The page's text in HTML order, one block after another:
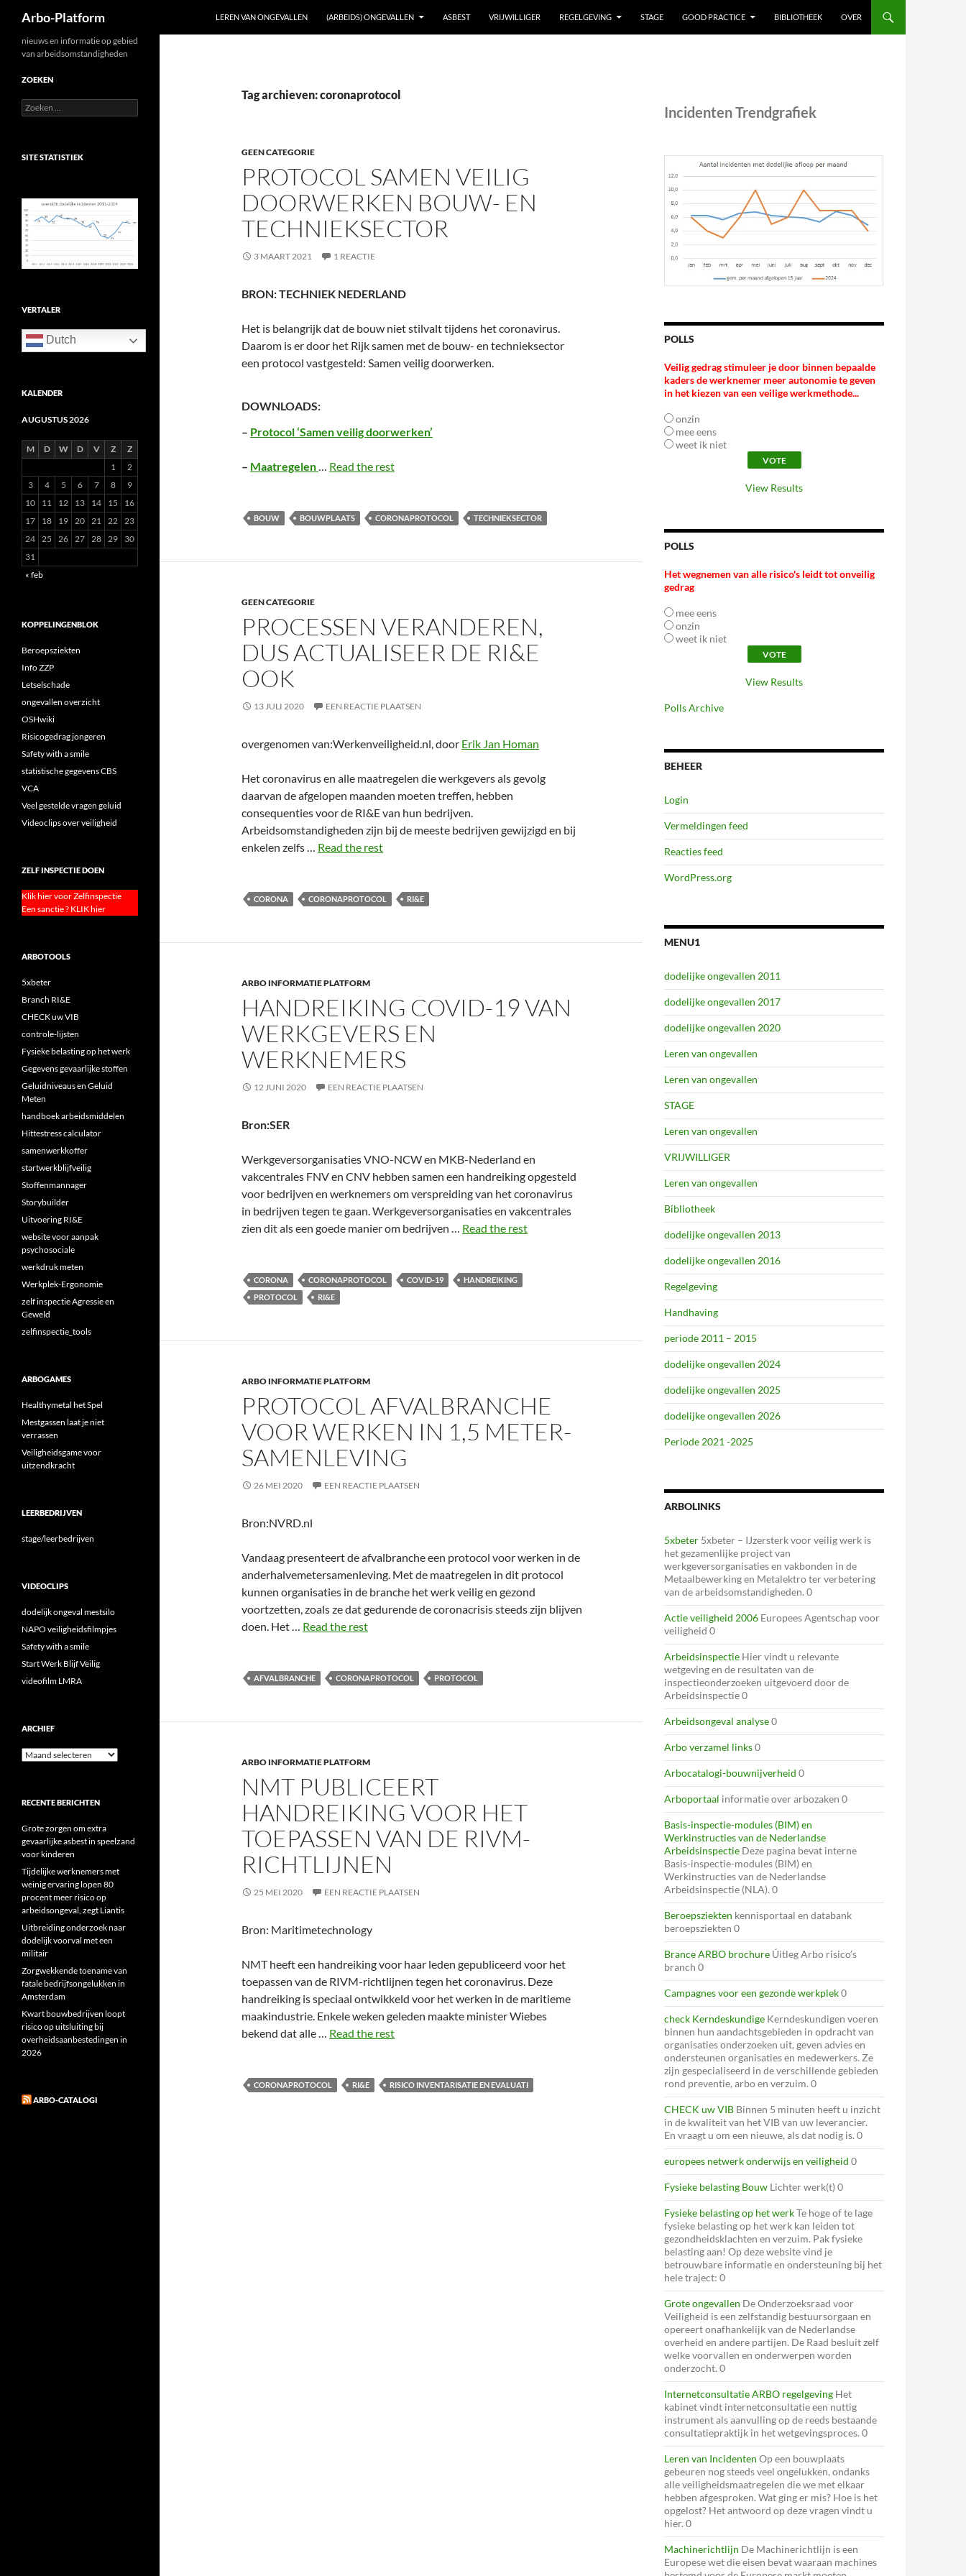
Arbo-Platform LEREN VAN ONGEVALLEN (ARBEIDS) ONGEVALLEN ASBEST VRIJWILLIGER REGELGEVING STAGE GOOD PRACTICE BIBLIOTHEEK OVER
Tag archieven: coronaprotocol
GEEN CATEGORIE
PROTOCOL SAMEN VEILIG
DOORWERKEN BOUW- EN
TECHNIEKSECTOR
3 MAART 2021 1 REACTIE
BRON: TECHNIEK NEDERLAND
Het is belangrijk dat de bouw niet stilvalt tijdens het coronavirus.
Daarom is er door het Rijk samen met de bouw- en technieksector
een protocol vastgesteld: Samen veilig doorwerken.
DOWNLOADS:
– Protocol ‘Samen veilig doorwerken’
– Maatregelen… Read the rest
BOUW BOUWPLAATS CORONAPROTOCOL TECHNIEKSECTOR
GEEN CATEGORIE
PROCESSEN VERANDEREN,
DUS ACTUALISEER DE RI&E
OOK
13 JULI 2020 EEN REACTIE PLAATSEN
overgenomen van:Werkenveiligheid.nl, door Erik Jan Homan
Het coronavirus en alle maatregelen die werkgevers als gevolg
daarvan de afgelopen maanden moeten treffen, hebben
consequenties voor de RI&E van hun bedrijven.
Arbeidsomstandigheden zijn bij de meeste bedrijven gewijzigd en bij
enkelen zelfs … Read the rest
CORONA CORONAPROTOCOL RI&E
ARBO INFORMATIE PLATFORM
HANDREIKING COVID-19 VAN
WERKGEVERS EN
WERKNEMERS
12 JUNI 2020 EEN REACTIE PLAATSEN
Bron:SER
Werkgeversorganisaties VNO-NCW en MKB-Nederland en
vakcentrales FNV en CNV hebben samen een handreiking opgesteld
voor bedrijven en werknemers om verspreiding van het coronavirus
in bedrijven tegen te gaan. Werkgeversorganisaties en vakcentrales
zien dit als een goede manier om bedrijven … Read the rest
CORONA CORONAPROTOCOL COVID-19
HANDREIKING
PROTOCOL
RI&E
ARBO INFORMATIE PLATFORM
PROTOCOL AFVALBRANCHE
VOOR WERKEN IN 1,5 METER-
SAMENLEVING
26 MEI 2020 EEN REACTIE PLAATSEN
Bron:NVRD.nl
Vandaag presenteert de afvalbranche een protocol voor werken in de
anderhalvemetersamenleving. Met de maatregelen in dit protocol
kunnen organisaties in de branche het werk veilig en gezond
voortzetten, zoals ze dat gedurende de coronacrisis steeds zijn blijven
doen. Het … Read the rest
AFVALBRANCHE CORONAPROTOCOL PROTOCOL
ARBO INFORMATIE PLATFORM
NMT PUBLICEERT
HANDREIKING VOOR HET
TOEPASSEN VAN DE RIVM-
RICHTLIJNEN
25 MEI 2020 EEN REACTIE PLAATSEN
Bron: Maritimetechnology
NMT heeft een handreiking voor haar leden gepubliceerd voor het
toepassen van de RIVM-richtlijnen tegen het coronavirus. Deze
handreiking is speciaal ontwikkeld voor het werken in de maritieme
maakindustrie. Enkele weken geleden maakte minister Wiebes
bekend dat alle … Read the rest
CORONAPROTOCOL RI&E RISICO INVENTARISATIE EN EVALUATI
Incidenten Trendgrafiek
POLLS
Veilig gedrag stimuleer je door binnen bepaalde
kaders de werknemer meer autonomie te geven
in het kiezen van een veilige werkmethode...
onzin
mee eens
weet ik niet
View Results
POLLS
Het wegnemen van alle risico's leidt tot onveilig
gedrag
mee eens
onzin
weet ik niet
View Results
Polls Archive
BEHEER
Login
Vermeldingen feed
Reacties feed
WordPress.org
MENU1
dodelijke ongevallen 2011
dodelijke ongevallen 2017
dodelijke ongevallen 2020
Leren van ongevallen
Leren van ongevallen
STAGE
Leren van ongevallen
VRIJWILLIGER
Leren van ongevallen
Bibliotheek
dodelijke ongevallen 2013
dodelijke ongevallen 2016
Regelgeving
Handhaving
periode 2011 – 2015
dodelijke ongevallen 2024
dodelijke ongevallen 2025
dodelijke ongevallen 2026
Periode 2021 -2025
ARBOLINKS
5xbeter 5xbeter – IJzersterk voor veilig werk is
het gezamenlijke project van
werkgeversorganisaties en vakbonden in de
Metaalbewerking en Metalektro ter verbetering
van de arbeidsomstandigheden. 0
Actie veiligheid 2006 Europees Agentschap voor
veiligheid 0
Arbeidsinspectie Hier vindt u relevante
wetgeving en de resultaten van de
inspectieonderzoeken uitgevoerd door de
Arbeidsinspectie 0
Arbeidsongeval analyse0
Arbo verzamel links0
Arbocatalogi-bouwnijverheid 0
Arboportaal informatie over arbozaken 0
Basis-inspectie-modules (BIM) en
Werkinstructies van de Nederlandse
Arbeidsinspectie Deze pagina bevat interne
Basis-inspectie-modules (BIM) en
Werkinstructies van de Nederlandse
Arbeidsinspectie (NLA). 0
Beroepsziekten kennisportaal en databank
beroepsziekten 0
Brance ARBO brochure Úitleg Arbo risico’s
branch 0
Campagnes voor een gezonde werkplek0
check Kerndeskundige Kerndeskundigen voeren
binnen hun aandachtsgebieden in opdracht van
organisaties onderzoeken uit, geven advies en
ondersteunen organisaties en medewerkers. Ze
zijn gespecialiseerd in de verschillende gebieden
rond preventie, arbo en verzuim. 0
CHECK uw VIB Binnen 5 minuten heeft u inzicht
in de kwaliteit van het VIB van uw leverancier.
En vraagt u om een nieuwe, als dat nodig is. 0
europees netwerk onderwijs en veiligheid 0
Fysieke belasting Bouw Lichter werk(t) 0
Fysieke belasting op het werkTe hoge of te lage
fysieke belasting op het werk kan leiden tot
gezondheidsklachten en verzuim. Pak fysieke
belasting aan! Op deze website vind je
betrouwbare informatie en ondersteuning bij het
hele traject: 0
Grote ongevallen De Onderzoeksraad voor
Veiligheid is een zelfstandig bestuursorgaan en
opereert onafhankelijk van de Nederlandse
overheid en andere partijen. De Raad besluit zelf
welke voorvallen en onderwerpen worden
onderzocht. 0
Internetconsultatie ARBO regelgeving Het
kabinet vindt internetconsultatie een nuttig
instrument als aanvulling op de reeds bestaande
consultatiepraktijk in het wetgevingsproces. 0
Leren van Incidenten Op een bouwplaats
gebeuren nog steeds veel ongelukken, ondanks
alle veiligheidsmaatregelen die we met elkaar
hebben afgesproken. Wat ging er mis? Hoe is het
opgelost? Het antwoord op deze vragen vindt u
hier. 0
Machinerichtlijn De Machinerichtlijn is een
Europese wet die eisen bevat waaraan machines
nieuws en informatie op gebied
van arbeidsomstandigheden
ZOEKEN
Zoeken
naar:
SITE STATISTIEK
VERTALER
Dutch
KALENDER
AUGUSTUS 2026
M D W D V Z
Z
1
2
3
4 5 6 7 8
9
10
11 12 13 14 15
16
17
18 19 20 21 22
23
24
25 26 27 28 29
30
31
« feb
KOPPELINGENBLOK
Beroepsziekten
Info ZZP
Letselschade
ongevallen overzicht
OSHwiki
Risicogedrag jongeren
Safety with a smile
statistische gegevens CBS
VCA
Veel gestelde vragen geluid
Videoclips over veiligheid
ZELF INSPECTIE DOEN
Klik hier voor Zelfinspectie
Een sanctie ? KLIK hier
ARBOTOOLS
5xbeter
Branch RI&E
CHECK uw VIB
controle-lijsten
Fysieke belasting op het werk
Gegevens gevaarlijke stoffen
Geluidniveaus en Geluid
Meten
handboek arbeidsmiddelen
Hittestress calculator
samenwerkkoffer
startwerkblijfveilig
Stoffenmannager
Storybuilder
Uitvoering RI&E
website voor aanpak
psychosociale
werkdruk meten
Werkplek-Ergonomie
zelf inspectie Agressie en
Geweld
zelfinspectie_tools
ARBOGAMES
Healthymetal het Spel
Mestgassen laat je niet
verrassen
Veiligheidsgame voor
uitzendkracht
LEERBEDRIJVEN
stage/leerbedrijven
VIDEOCLIPS
dodelijk ongeval mestsilo
NAPO veiligheidsfilmpjes
Safety with a smile
Start Werk Blijf Veilig
videofilm LMRA
ARCHIEF
Archief
RECENTE BERICHTEN
Grote zorgen om extra
gevaarlijke asbest in speelzand
voor kinderen
Tijdelijke werknemers met
weinig ervaring lopen 80
procent meer risico op
arbeidsongeval, zegt Liantis
Uitbreiding onderzoek naar
dodelijk voorval met een
militair
Zorgwekkende toename van
fatale bedrijfsongelukken in
Amsterdam
Kwart bouwbedrijven loopt
risico op uitsluiting bij
overheidsaanbestedingen in
2026
ARBO-CATALOGI